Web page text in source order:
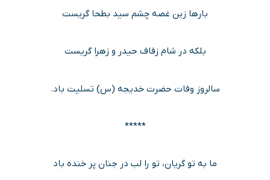
بارها زین غصه چشم سید بطحا گریست
بلکه در شام زفاف حیدر و زهرا گریست
سالروز وفات حضرت خدیجه (س) تسلیت باد.
*****
ما به تو گریان، تو را لب در جنان پر خنده باد